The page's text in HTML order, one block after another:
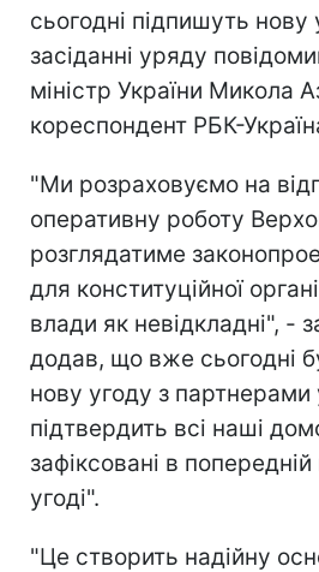
сьогодні підпишуть
засіданні уряду
міністр України Микола
кореспондент РБК-
"Ми розраховуємо на
оперативну роботу
розглядатиме
для конституційної
влади як невідкладні", -
додав, що вже сьогодні
нову угоду з
підтвердить всі наші
зафіксовані в попередній
угоді".
"Це створить надійну